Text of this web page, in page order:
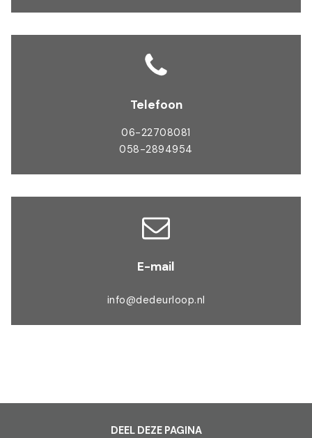
Telefoon
06-22708081
058-2894954
E-mail
info@dedeurloop.nl
DEEL DEZE PAGINA